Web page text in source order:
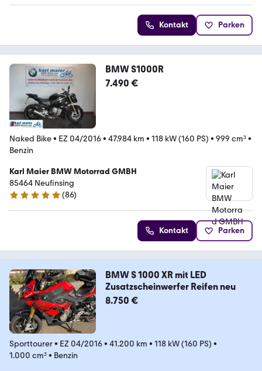
Kontakt Parken
BMW S1000R
7.490 €
Naked Bike• EZ 04/2016• 47.984 km • 118 kW (160 PS) • 999 cm³•
Benzin
Karl Maier BMW Motorrad GMBH
85464 Neufinsing
4.9 Sterne
(86)
Kontakt Parken
BMW S 1000 XR mit LED
Zusatzscheinwerfer Reifen neu
8.750 €
Sporttourer• EZ 04/2016• 41.200 km • 118 kW (160 PS) •
1.000 cm³• Benzin